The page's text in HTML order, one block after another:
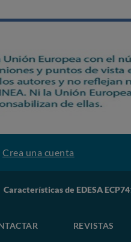
Crea una cuenta
Características de EDESA
REVISTAS